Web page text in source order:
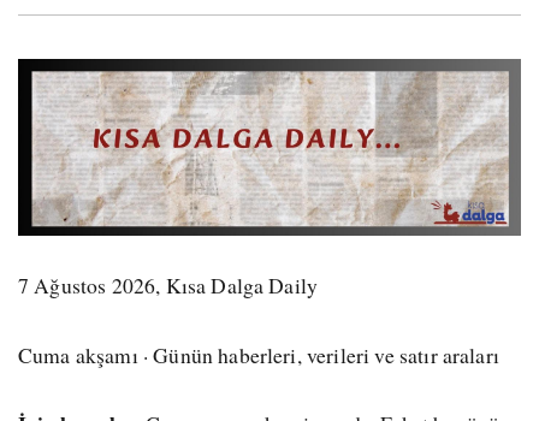
7 Ağustos 2026, Kısa Dalga Daily
Cuma akşamı · Günün haberleri, verileri ve satır araları